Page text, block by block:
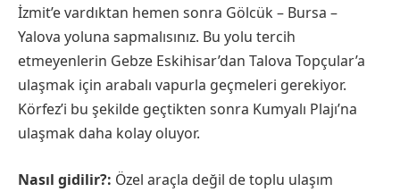
İzmit’e vardıktan hemen sonra Gölcük – Bursa –
Yalova yoluna sapmalısınız. Bu yolu tercih
etmeyenlerin Gebze Eskihisar’dan Talova Topçular’a
ulaşmak için arabalı vapurla geçmeleri gerekiyor.
Körfez’i bu şekilde geçtikten sonra Kumyalı Plajı’na
ulaşmak daha kolay oluyor.
Nasıl gidilir?: Özel araçla değil de toplu ulaşım